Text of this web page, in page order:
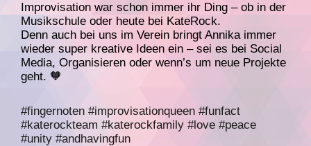
Improvisation war schon immer ihr Ding – ob in der
Musikschule oder heute bei KateRock.
Denn auch bei uns im Verein bringt Annika immer
wieder super kreative Ideen ein – sei es bei Social
Media, Organisieren oder wenn’s um neue Projekte
geht. 🧡
#fingernoten #improvisationqueen #funfact
#katerockteam #katerockfamily #love #peace
#unity #andhavingfun